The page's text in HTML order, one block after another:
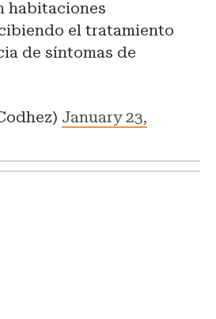
habitaciones
el tratamiento
de síntomas de
January 23,